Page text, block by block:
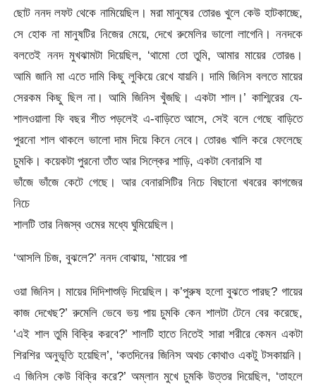
ছোট ননদ লফট থেকে নামিয়েছিল। মরা মানুষের তোরঙ খুলে কেউ হাটকাচ্ছে,
সে হোক না মানুষটির নিজের মেয়ে, দেখে রুমেলির ভালো লাগেনি। ননদকে
বলতেই ননদ মুখঝামটা দিয়েছিল, ‘থামো তো তুমি, আমার মায়ের তোরঙ।
আমি জানি মা এতে দামি কিছু লুকিয়ে রেখে যায়নি। দামি জিনিস বলতে মায়ের
সেরকম কিছু ছিল না। আমি জিনিস খুঁজছি। একটা শাল।’ কাশ্মিরের যে-
শালওয়ালা ফি বছর শীত পড়লেই এ-বাড়িতে আসে, সেই বলে গেছে বাড়িতে
পুরনো শাল থাকলে ভালো দাম দিয়ে কিনে নেবে। তোরঙ খালি করে ফেলেছে
চুমকি। কয়েকটা পুরনো তাঁত আর সিল্কের শাড়ি, একটা বেনারসি যা
ভাঁজে ভাঁজে কেটে গেছে। আর বেনারসিটির নিচে বিছানো খবরের কাগজের
নিচে
শালটি তার নিজস্ব ওমের মধ্যে ঘুমিয়েছিল।
‘আসলি চিজ, বুঝলে?’ ননদ বোঝায়, ‘মায়ের পা
ওয়া জিনিস। মায়ের দিদিশাশুড়ি দিয়েছিল। ক’পুরুষ হলো বুঝতে পারছ? গায়ের
কাজ দেখেছ?’ রুমেলি ভেবে ভয় পায় চুমকি কেন শালটা টেনে বের করেছে,
‘এই শাল তুমি বিক্রি করবে?’ শালটি হাতে নিতেই সারা শরীরে কেমন একটা
শিরশির অনুভূতি হয়েছিল’, ‘কতদিনের জিনিস অথচ কোথাও একটু টসকায়নি।
এ জিনিস কেউ বিক্রি করে?’ অম্লান মুখে চুমকি উত্তর দিয়েছিল, ‘তাহলে